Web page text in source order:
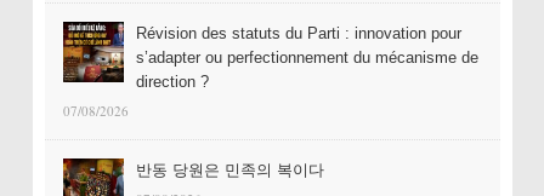
Révision des statuts du Parti : innovation pour
s’adapter ou perfectionnement du mécanisme de
direction ?
07/08/2026
반동 당원은 민족의 복이다